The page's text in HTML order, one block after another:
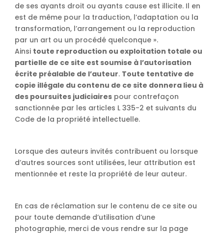
de ses ayants droit ou ayants cause est illicite. Il en
est de même pour la traduction, l’adaptation ou la
transformation, l’arrangement ou la reproduction
par un art ou un procédé quelconque ».
Ainsi toute reproduction ou exploitation totale ou
partielle de ce site est soumise à l’autorisation
écrite préalable de l’auteur. Toute tentative de
copie illégale du contenu de ce site donnera lieu à
des poursuites judiciaires pour contrefaçon
sanctionnée par les articles L 335-2 et suivants du
Code de la propriété intellectuelle.
Lorsque des auteurs invités contribuent ou lorsque
d’autres sources sont utilisées, leur attribution est
mentionnée et reste la propriété de leur auteur.
En cas de réclamation sur le contenu de ce site ou
pour toute demande d’utilisation d’une
photographie, merci de vous rendre sur la page